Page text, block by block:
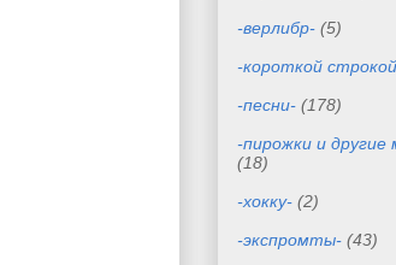
-верлибр- (5)
-короткой
-песни- (178)
-пирожки и
(18)
-хокку- (2)
-экспромты- (43)